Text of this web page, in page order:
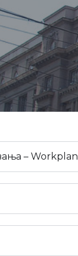
– Workplan